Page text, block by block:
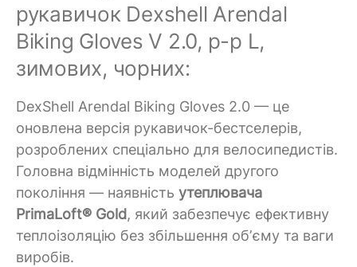
рукавичок Dexshell Arendal
Biking Gloves V 2.0, p-p L,
зимових, чорних:
DexShell Arendal Biking Gloves 2.0 — це
оновлена версія рукавичок-бестселерів,
розроблених спеціально для велосипедистів.
Головна відмінність моделей другого
покоління — наявність утеплювача
PrimaLoft® Gold, який забезпечує ефективну
теплоізоляцію без збільшення обʼєму та ваги
виробів.